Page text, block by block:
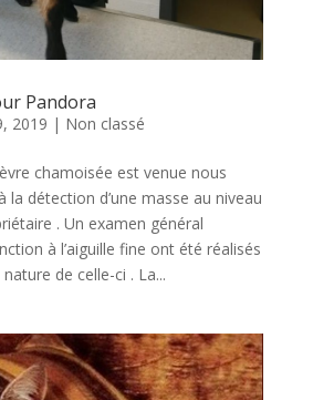
Pandora
2019 | Non classé
chamoisée est venue nous
la détection d’une masse au niveau
. Un examen général
à l’aiguille fine ont été réalisés
de celle-ci . La...